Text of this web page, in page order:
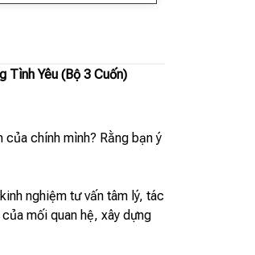
Tình Yêu (Bộ 3 Cuốn)
chính mình? Rằng bạn ý
nghiệm tư vấn tâm lý, tác
mối quan hệ, xây dựng